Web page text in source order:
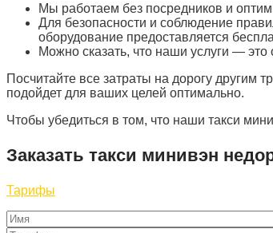
Мы работаем без посредников и
Для безопасности и соблюдение
оборудование предоставляется
Можно сказать, что наши услуги —
Посчитайте все затраты на дорогу другим
подойдет для ваших целей оптимально.
Чтобы убедиться в том, что наши такси
Заказать такси минивэн
Тарифы